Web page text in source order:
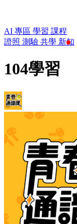
AI 專區 學習 課程
證照 測驗 共學 新知
104學習